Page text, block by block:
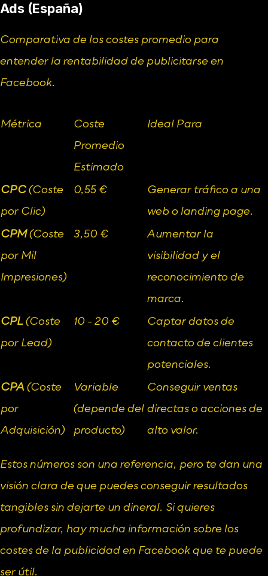
Ads (España)
Comparativa de los costes promedio para
entender la rentabilidad de publicitarse en
Facebook.
Métrica
Coste
Promedio
Estimado
Ideal Para
CPC (Coste
por Clic)
0,55 €
Generar tráfico a una
web o landing page.
CPM (Coste
por Mil
Impresiones)
3,50 €
Aumentar la
visibilidad y el
reconocimiento de
marca.
CPL (Coste
por Lead)
10 - 20 €
Captar datos de
contacto de clientes
potenciales.
CPA (Coste
por
Adquisición)
Variable
(depende del
producto)
Conseguir ventas
directas o acciones de
alto valor.
Estos números son una referencia, pero te dan una
visión clara de que puedes conseguir resultados
tangibles sin dejarte un dineral. Si quieres
costes de la publicidad en Facebook que te puede
ser útil.